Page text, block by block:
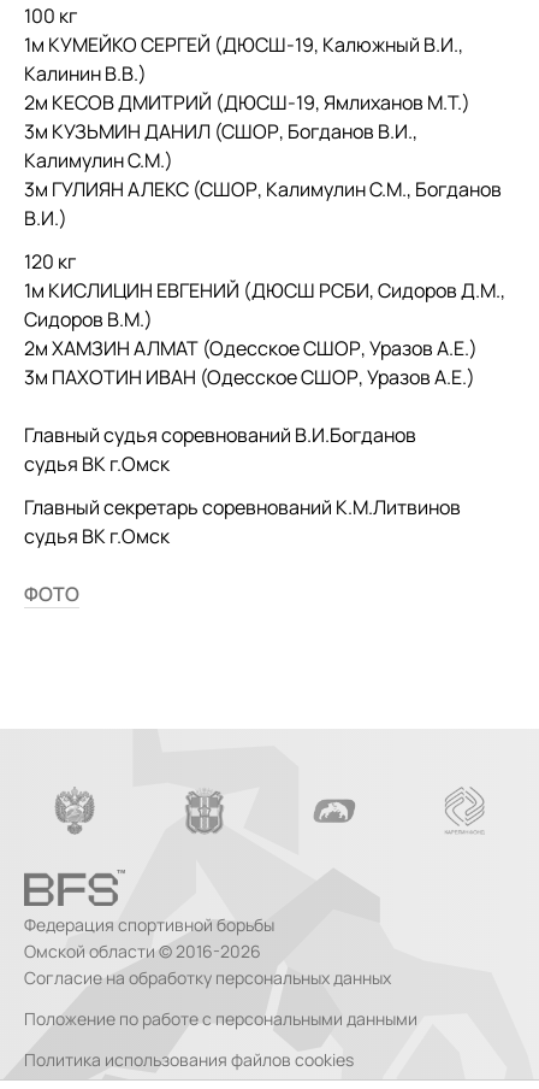
100 кг
1м КУМЕЙКО СЕРГЕЙ (ДЮСШ-19, Калюжный В.И.,
Калинин В.В.)
2м КЕСОВ ДМИТРИЙ (ДЮСШ-19, Ямлиханов М.Т.)
3м КУЗЬМИН ДАНИЛ (СШОР, Богданов В.И.,
Калимулин С.М.)
3м ГУЛИЯН АЛЕКС (СШОР, Калимулин С.М., Богданов
В.И.)
120 кг
1м КИСЛИЦИН ЕВГЕНИЙ (ДЮСШ РСБИ, Сидоров Д.М.,
Сидоров В.М.)
2м ХАМЗИН АЛМАТ (Одесское СШОР, Уразов А.Е.)
3м ПАХОТИН ИВАН (Одесское СШОР, Уразов А.Е.)
Главный судья соревнований В.И.Богданов
судья ВК г.Омск
Главный секретарь соревнований К.М.Литвинов
судья ВК г.Омск
ФОТО
Федерация спортивной борьбы
Омской области © 2016-2026
Согласие на обработку персональных данных
Положение по работе с персональными данными
Политика использования файлов cookies